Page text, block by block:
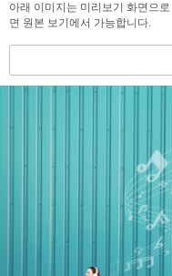
아래 이미지는 미리보기 화면으
면 원본 보기에서 가능합니다.